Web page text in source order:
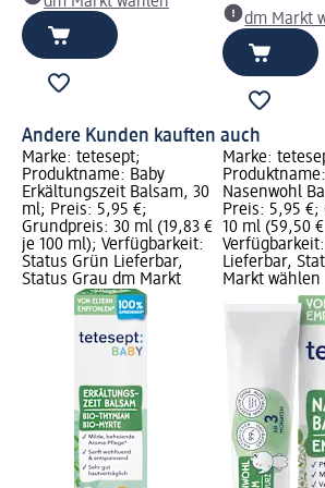
dm Markt
Andere Kunden kauften auch
Marke: tetesept;
Produktname: Baby
Erkältungszeit Balsam, 30
ml; Preis: 5,95 €;
Grundpreis: 30 ml (19,83 €
je 100 ml); Verfügbarkeit:
Status Grün Lieferbar,
Status Grau dm Markt
Marke:
Nasenwohl
Preis: 5,95 €;
10 ml (59,50
Lieferbar,
Markt wählen